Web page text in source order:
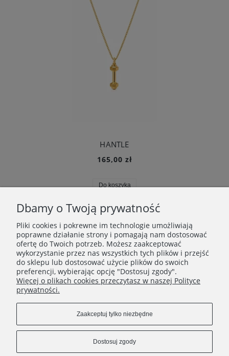
HANTLE
165,00 zł
Do koszyka
« 1 2 3 4 5 ... 10 »
INFORMACJE
O FIRMIE
Dbamy o Twoją prywatność
Pliki cookies i pokrewne im technologie umożliwiają
poprawne działanie strony i pomagają nam dostosować
ofertę do Twoich potrzeb. Możesz zaakceptować
wykorzystanie przez nas wszystkich tych plików i przejść
do sklepu lub dostosować użycie plików do swoich
preferencji, wybierając opcję "Dostosuj zgody".
Więcej o plikach cookies przeczytasz w naszej Polityce
prywatności.
Zaakceptuj tylko niezbędne
Dostosuj zgody